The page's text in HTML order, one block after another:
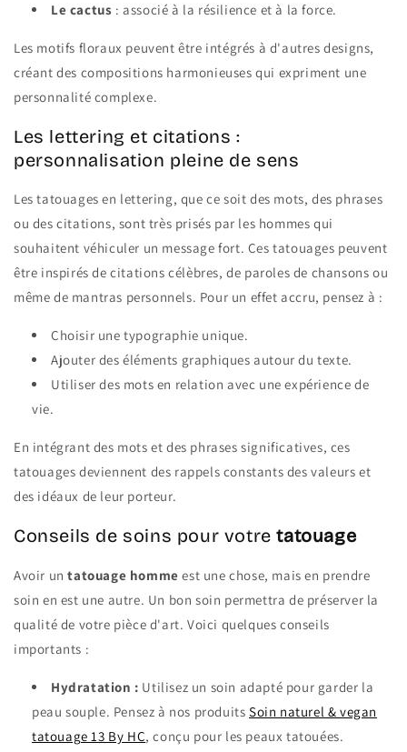
Le cactus : associé à la résilience et à la force.
Les motifs floraux peuvent être intégrés à d'autres designs,
créant des compositions harmonieuses qui expriment une
personnalité complexe.
Les lettering et citations :
personnalisation pleine de sens
Les tatouages en lettering, que ce soit des mots, des phrases
ou des citations, sont très prisés par les hommes qui
souhaitent véhiculer un message fort. Ces tatouages peuvent
être inspirés de citations célèbres, de paroles de chansons ou
même de mantras personnels. Pour un effet accru, pensez à :
Choisir une typographie unique.
Ajouter des éléments graphiques autour du texte.
Utiliser des mots en relation avec une expérience de
vie.
En intégrant des mots et des phrases significatives, ces
tatouages deviennent des rappels constants des valeurs et
des idéaux de leur porteur.
Conseils de soins pour votretatouage
Avoir untatouage homme est une chose, mais en prendre
soin en est une autre. Un bon soin permettra de préserver la
qualité de votre pièce d'art. Voici quelques conseils
importants :
Hydratation : Utilisez un soin adapté pour garder la
peau souple. Pensez à nos produitsSoin naturel & vegan
tatouage 13 By HC, conçu pour les peaux tatouées.